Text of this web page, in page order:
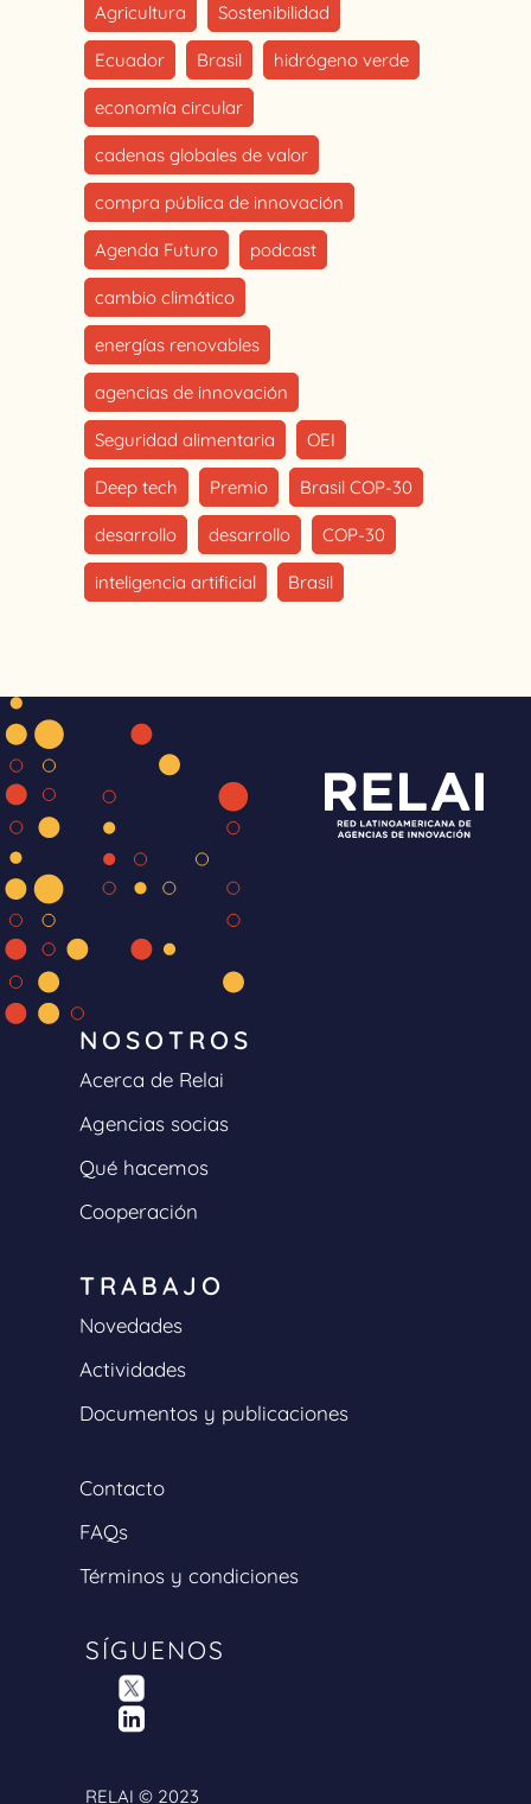
Agricultura Sostenibilidad
Ecuador Brasil hidrógeno verde
economía circular
cadenas globales de valor
compra pública de innovación
Agenda Futuro podcast
cambio climático
energías renovables
agencias de innovación
Seguridad alimentaria OEI
Deep tech Premio Brasil COP-30
desarrollo desarrollo COP-30
inteligencia artificial Brasil
NOSOTROS
Acerca de Relai
Agencias socias
Qué hacemos
Cooperación
TRABAJO
Novedades
Actividades
Documentos y publicaciones
Contacto
FAQs
Términos y condiciones
SÍGUENOS
RELAI © 2023